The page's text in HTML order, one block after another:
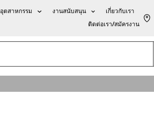
อุตสาหกรรม งานสนับสนุน เกี่ยวกับเรา
ติดต่อเรา/สมัครงาน